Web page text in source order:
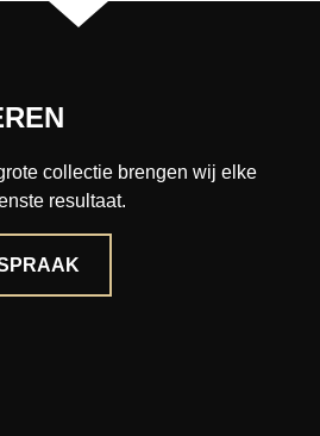
collectie brengen wij elke
resultaat.